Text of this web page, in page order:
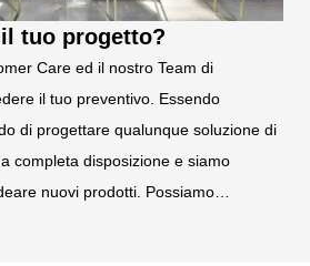
tuo progetto?
Care ed il nostro Team di
di progettare qualunque soluzione di
nuovi prodotti. Possiamo